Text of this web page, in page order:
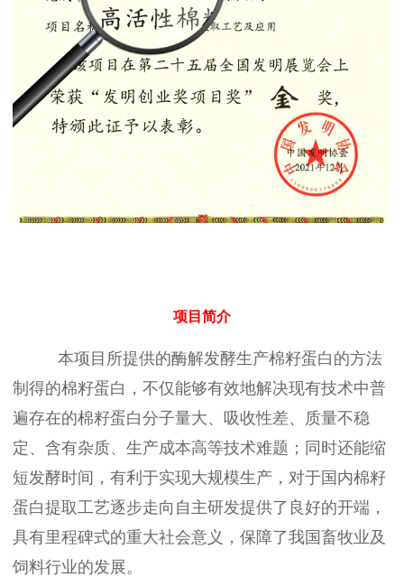
项目简介
本项目所提供的酶解发酵生产棉籽蛋白的方法
制得的棉籽蛋白，不仅能够有效地解决现有技术中普
遍存在的棉籽蛋白分子量大、吸收性差、质量不稳
定、含有杂质、生产成本高等技术难题；同时还能缩
短发酵时间，有利于实现大规模生产，对于国内棉籽
蛋白提取工艺逐步走向自主研发提供了良好的开端，
具有里程碑式的重大社会意义，保障了我国畜牧业及
饲料行业的发展。